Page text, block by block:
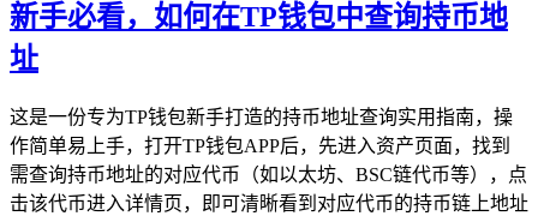
新手必看，如何在TP钱包中查询持币地
址
这是一份专为TP钱包新手打造的持币地址查询实用指南，操
作简单易上手，打开TP钱包APP后，先进入资产页面，找到
需查询持币地址的对应代币（如以太坊、BSC链代币等），点
击该代币进入详情页，即可清晰看到对应代币的持币链上地址